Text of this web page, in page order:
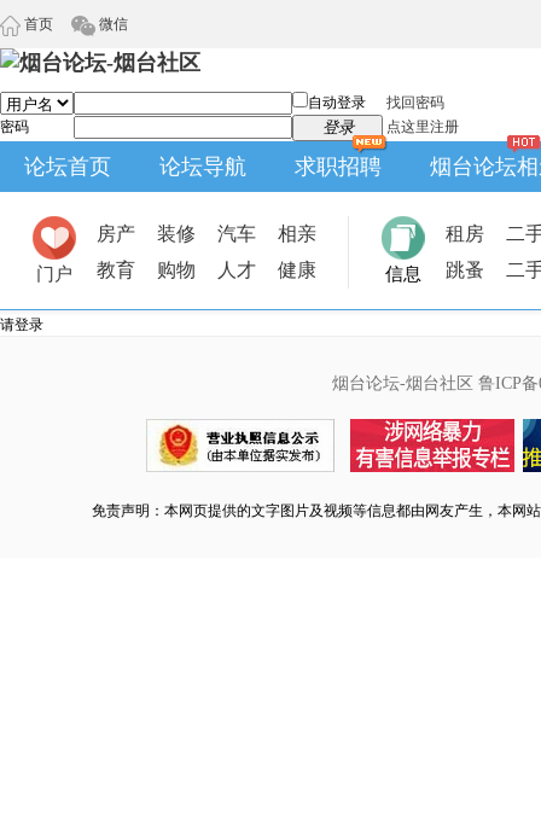
首页 微信
自动登录
找回密码
密码
登录 点这里注册
论坛首页 论坛导航 求职招聘 烟台论坛
门户
房产 装修 汽车
相亲
教育
购物 人才 健康 信息
租房
二
跳蚤
二
请登录
烟台论坛-烟台社区 鲁ICP备
免责声明：本网页提供的文字图片及视频等信息都由网友产生，本网